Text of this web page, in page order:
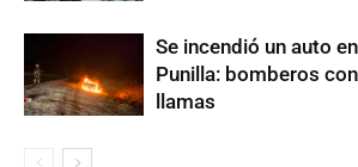
Se incendió un auto
Punilla: bomberos
llamas